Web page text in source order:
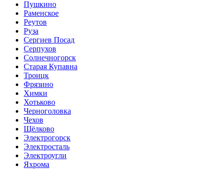
Пушкино
Раменское
Реутов
Руза
Сергиев Посад
Серпухов
Солнечногорск
Старая Купавна
Троицк
Фрязино
Химки
Хотьково
Черноголовка
Чехов
Щёлково
Электрогорск
Электросталь
Электроугли
Яхрома